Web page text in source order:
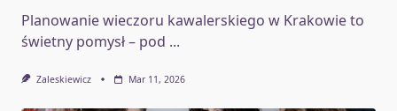
Planowanie wieczoru kawalerskiego w Krakowie to
świetny pomysł – pod ...
Zaleskiewicz Mar 11, 2026